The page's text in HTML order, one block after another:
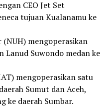
CEO Jet Set
tujuan Kualanamu ke
mengoperasikan
Lanud Suwondo medan ke
mengoperasikan satu
Sumut dan Aceh,
ke daerah Sumbar.